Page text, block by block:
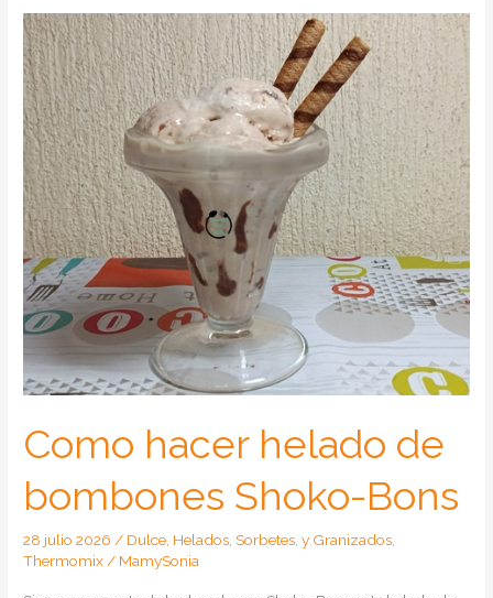
Como hacer helado de
bombones Shoko-Bons
28 julio 2026 / Dulce Helados, Sorbetes, y Granizados
Thermomix / MamySonia